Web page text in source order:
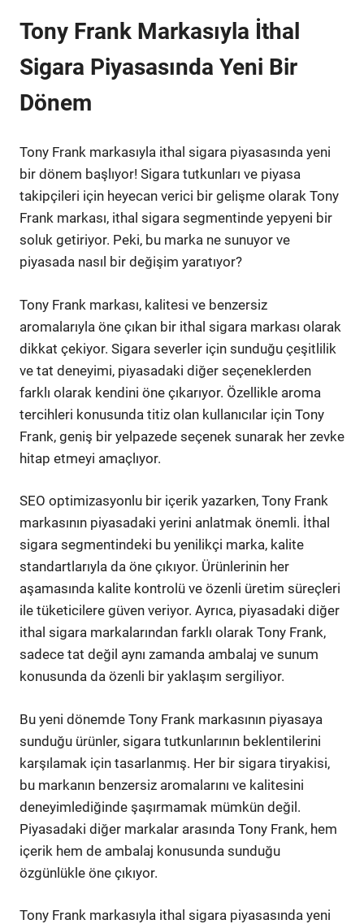
Tony Frank Markasıyla İthal
Sigara Piyasasında Yeni Bir
Dönem
Tony Frank markasıyla ithal sigara piyasasında yeni
bir dönem başlıyor! Sigara tutkunları ve piyasa
takipçileri için heyecan verici bir gelişme olarak Tony
Frank markası, ithal sigara segmentinde yepyeni bir
soluk getiriyor. Peki, bu marka ne sunuyor ve
piyasada nasıl bir değişim yaratıyor?
Tony Frank markası, kalitesi ve benzersiz
aromalarıyla öne çıkan bir ithal sigara markası olarak
dikkat çekiyor. Sigara severler için sunduğu çeşitlilik
ve tat deneyimi, piyasadaki diğer seçeneklerden
farklı olarak kendini öne çıkarıyor. Özellikle aroma
tercihleri konusunda titiz olan kullanıcılar için Tony
Frank, geniş bir yelpazede seçenek sunarak her zevke
hitap etmeyi amaçlıyor.
SEO optimizasyonlu bir içerik yazarken, Tony Frank
markasının piyasadaki yerini anlatmak önemli. İthal
sigara segmentindeki bu yenilikçi marka, kalite
standartlarıyla da öne çıkıyor. Ürünlerinin her
aşamasında kalite kontrolü ve özenli üretim süreçleri
ile tüketicilere güven veriyor. Ayrıca, piyasadaki diğer
ithal sigara markalarından farklı olarak Tony Frank,
sadece tat değil aynı zamanda ambalaj ve sunum
konusunda da özenli bir yaklaşım sergiliyor.
Bu yeni dönemde Tony Frank markasının piyasaya
sunduğu ürünler, sigara tutkunlarının beklentilerini
karşılamak için tasarlanmış. Her bir sigara tiryakisi,
bu markanın benzersiz aromalarını ve kalitesini
deneyimlediğinde şaşırmamak mümkün değil.
Piyasadaki diğer markalar arasında Tony Frank, hem
içerik hem de ambalaj konusunda sunduğu
özgünlükle öne çıkıyor.
Tony Frank markasıyla ithal sigara piyasasında yeni